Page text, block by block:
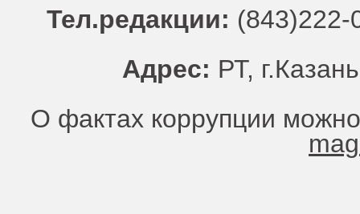
Тел.редакции:
Адрес: РТ,
О фактах коррупции